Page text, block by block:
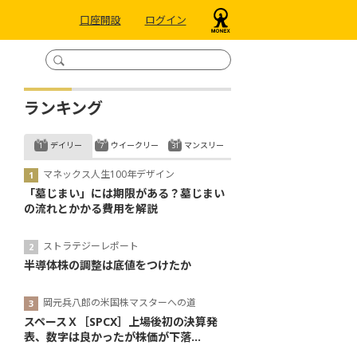
口座開設 ログイン
ランキング
デイリー
マネックス人生100年デザイン
「墓じまい」には期限がある？墓じまい
の流れとかかる費用を解説
ストラテジーレポート
半導体株の調整は底値をつけたか
岡元兵八郎の米国株マスターへの道
スペースＸ［SPCX］上場後初の決算発
表、数字は良かったが株価が下落...
ウイークリー マンスリー